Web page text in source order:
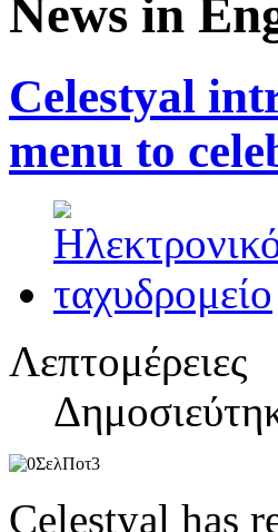
News in
Celestyal
menu to
Λεπτομέρειες
Celestyal has